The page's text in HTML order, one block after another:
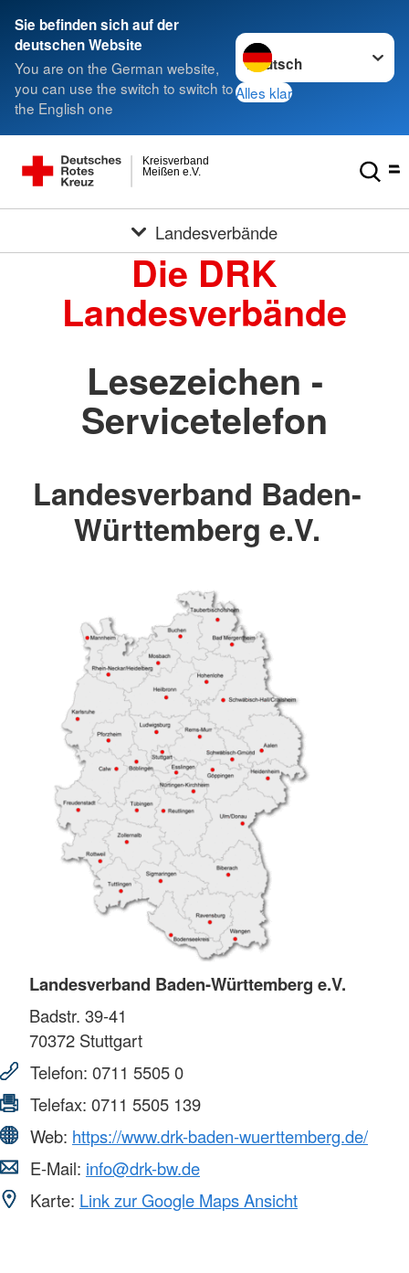
Sie befinden sich auf der
deutschen Website
You are on the German website,
you can use the switch to switch to
the English one
Sprache wechseln zu
Alles klar
Meißen e.V.
Kreisverband
Landesverbände
Die DRK
Landesverbände
Lesezeichen -
Servicetelefon
Landesverband Baden-
Württemberg e.V.
Landesverband Baden-Württemberg e.V.
Badstr. 39-41
70372 Stuttgart
Telefon: 0711 5505 0
Telefax: 0711 5505 139
Web: https://www.drk-baden-wuerttemberg.de/
E-Mail: info@drk-bw.de
Karte: Link zur Google Maps Ansicht